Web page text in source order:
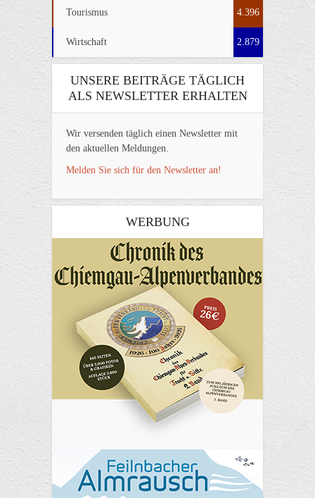
Tourismus 4.396
Wirtschaft 2.879
UNSERE BEITRÄGE TÄGLICH
ALS NEWSLETTER ERHALTEN
Wir versenden täglich einen Newsletter mit
den aktuellen Meldungen.
Melden Sie sich für den Newsletter an!
WERBUNG